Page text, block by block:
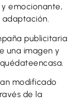
y emocionante,
adaptación.
publicitaria
una imagen y
modificado
de la